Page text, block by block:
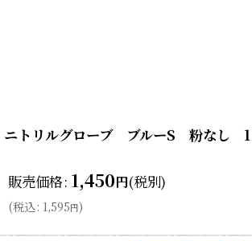
ニトリルグローブ ブルーS 粉なし 1
販売価格: 1,450円(税別)
(税込: 1,595円)